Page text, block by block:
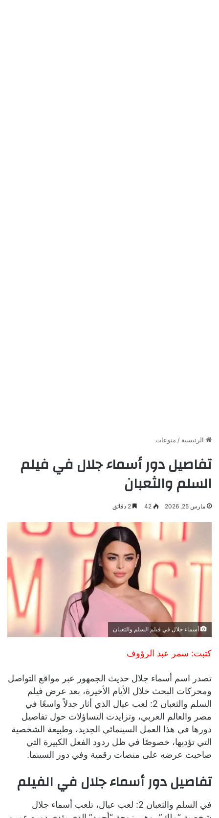
الرئيسية / منوعات
تفاصيل دور أسماء جلال في فيلم
السلم والثعبان
مارس 25, 2026 42
أسماء جلال في فيلم السلم والثعبان
كتبت: سمر عبد الرؤوف
تصدر اسم أسماء جلال حديث الجمهور عبر مواقع التواصل
ومحركات البحث خلال الأيام الأخيرة، بعد عرض فيلم
السلم والثعبان 2: لعب عيال الذي أثار جدلاً واسعًا في
مصر والعالم العربي، وتزايدت التساؤلات حول تفاصيل
دورها في هذا العمل السينمائي الجديد، وطبيعة الشخصية
التي تؤديها، خصوصًا في ظل ردود الفعل الكبيرة التي
صاحبت عرضه على منصات رقمية وفي دور السينما.
تفاصيل دور أسماء جلال في الفيلم
في السلم والثعبان 2: لعب عيال، تلعب أسماء جلال